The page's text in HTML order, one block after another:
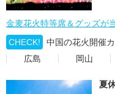
金麦花火特等席＆グッズが
CHECK!
中国の花火開催
広島
岡山
夏